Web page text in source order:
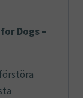
Dogs –